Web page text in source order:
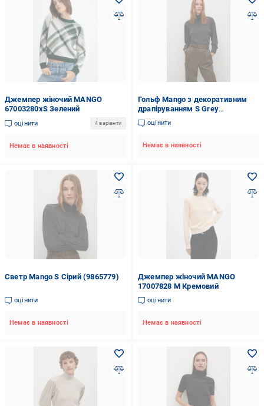
Джемпер жіночий MANGO
67003280xS Зелений
оцінити 4 варіанти
Немає в наявності
Гольф Mango з декоративним
драпіруванням S Grey
(11014675)
оцінити
Немає в наявності
Светр Mango S Сірий (9865779)
оцінити
Немає в наявності
Джемпер жіночий MANGO
17007828 M Кремовий
оцінити
Немає в наявності